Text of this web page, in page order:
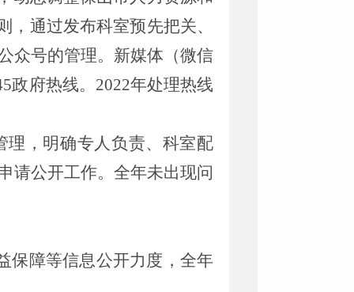
通过发布科室预先把关、
众号的管理。新媒体（微信
政府热线。2022年处理热线
理，明确专人负责、科室配
请公开工作。全年未出现问
保障等信息公开力度，全年